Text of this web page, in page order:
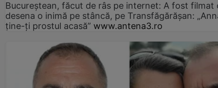
Bucureștean, făcut de râs pe internet: A fost filmat
desena o inimă pe stâncă, pe Transfăgărășan:
ține-ți prostul acasă” www.antena3.ro